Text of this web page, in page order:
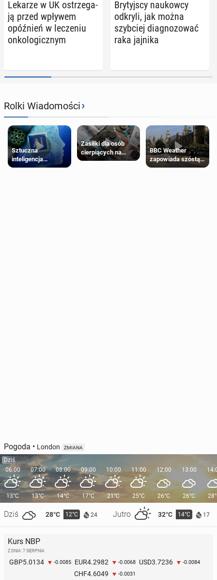
Lekarze w UK ostrze­ga­
ją przed wpływem
opóź­nień w le­cze­niu
on­ko­lo­gicz­nym
Bry­tyj­scy na­ukow­cy
odkryli, jak można
szyb­ciej dia­gno­zo­wać
raka jajnika
Rolki Wiadomości›
Sztuczna
inteligencja
próbowała oszukać
Zasiłki dla osób
cierpiących na
schorzenia
BBC Weather
zapowiada szóstą
falę upałów w
Pogoda • London ZMIANA
Dziś
06:00
13°C
Dziś 28°C 12°C 24 Jutro 32°C 14°C 17
07:00
13°C
08:00
14°C
09:00
17°C
10:00
21°C
11:00
25°C
12:00
26°C
13:00
26°C
Kurs NBP
Z DNIA: 7 SIERPNIA
GBP5.0134 -0.0085 EUR4.2982 -0.0068 USD3.7236 -0.0084
CHF4.6049 -0.0031